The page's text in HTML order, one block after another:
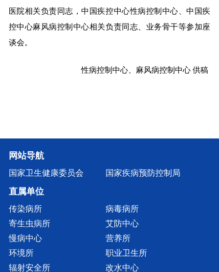
医院相关负责同志，中国疾控中心性病控制中心、中国疾
控中心麻风病控制中心相关负责同志、业务骨干等参加座
谈会。
性病控制中心、麻风病控制中心 供稿
网站导航
国家卫生健康委员会 国家疾病预防控制局
直属单位
传染病所
病毒病所
寄生虫病所
艾防中心
慢病中心
营养所
环境所
职业卫生所
辐射安全所
改水中心